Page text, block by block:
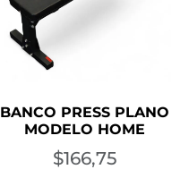
BANCO PRESS PLANO
MODELO HOME
$166,75